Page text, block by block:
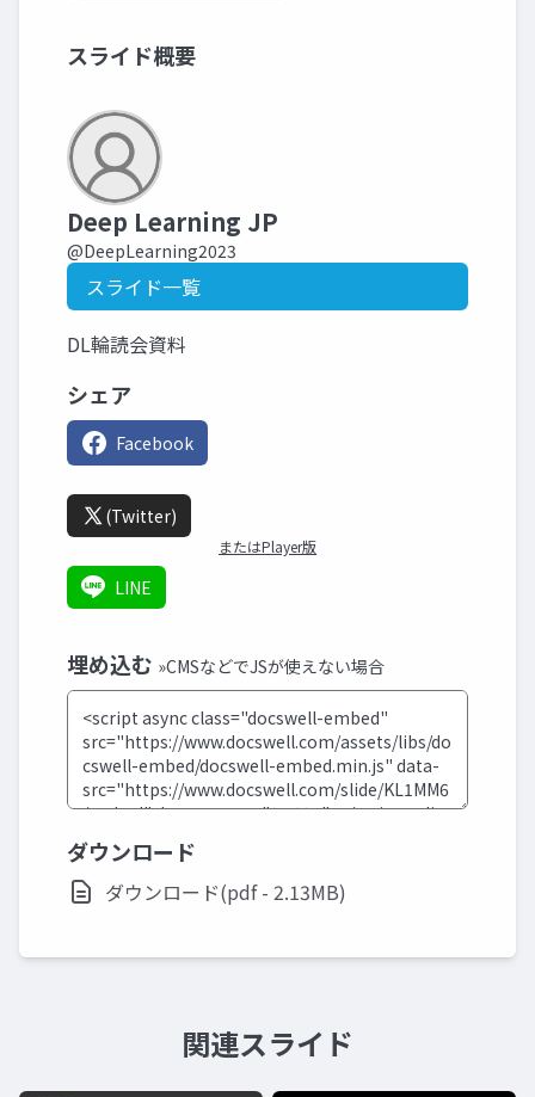
スライド概要
Deep Learning JP
@DeepLearning2023
スライド一覧
DL輪読会資料
シェア
Facebook
(Twitter)
またはPlayer版
LINE
埋め込む »CMSなどでJSが使えない場合
ダウンロード
ダウンロード(pdf - 2.13MB)
関連スライド